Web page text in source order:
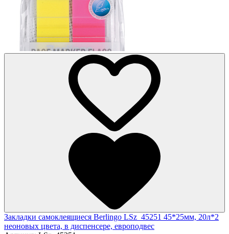
Закладки самоклеящиеся Berlingo LSz_45251 45*25мм, 20л*2
неоновых цвета, в диспенсере, европодвес